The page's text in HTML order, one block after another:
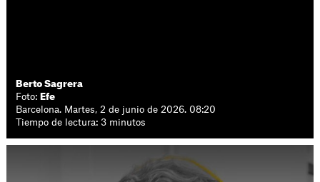
Berto Sagrera
Foto: Efe
Barcelona. Martes, 2 de junio de 2026. 08:20
Tiempo de lectura: 3 minutos